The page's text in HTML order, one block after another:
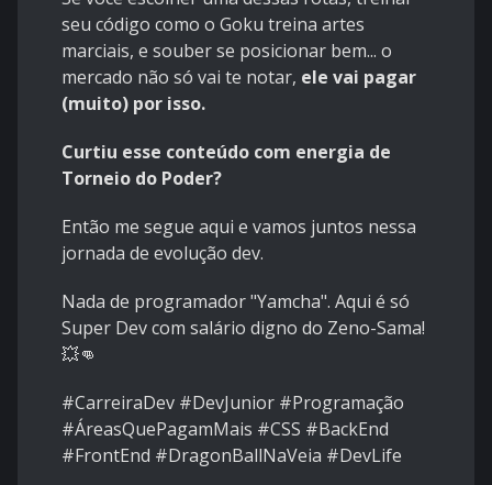
seu código como o Goku treina artes
marciais, e souber se posicionar bem... o
mercado não só vai te notar, ele vai pagar
(muito) por isso.
Curtiu esse conteúdo com energia de
Torneio do Poder?
Então me segue aqui e vamos juntos nessa
jornada de evolução dev.
Nada de programador "Yamcha". Aqui é só
Super Dev com salário digno do Zeno-Sama!
💥👊
#CarreiraDev #DevJunior #Programação
#ÁreasQuePagamMais #CSS #BackEnd
#FrontEnd #DragonBallNaVeia #DevLife